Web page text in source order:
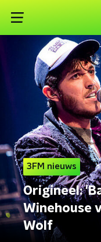
3FM nieuws
Origineel:
Winehouse
Wolf